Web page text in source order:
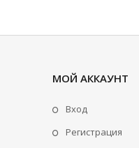
МОЙ АККАУНТ
Вход
Регистрация